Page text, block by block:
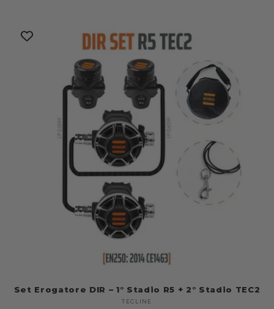
Set Erogatore DIR – 1° Stadio R5 + 2° Stadio TEC2
Produttore:
TECLINE